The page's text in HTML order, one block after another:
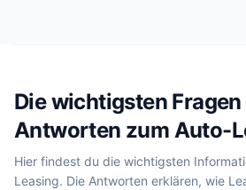
Die wichtigsten
Antworten zum Auto-
Hier findest du die wichtigsten
Leasing. Die Antworten erklären, wie